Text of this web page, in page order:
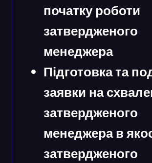
початку роботи
затвердженого
менеджера
Підготовка та
заявки на
затвердженого
менеджера в
затвердженого